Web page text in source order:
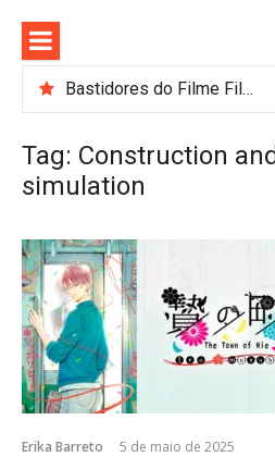
para
conteúdo
Bastidores do Filme Filhos de Sangue e Osso Revelam a Magia de Orïsha
Tag: Construction
simulation
Erika Barreto 5 de maio de 2025